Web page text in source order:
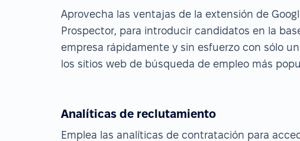
Aprovecha las ventajas de la extensión de
Prospector, para introducir candidatos en la
empresa rápidamente y sin esfuerzo con sólo
los sitios web de búsqueda de empleo más
Analíticas de reclutamiento
Emplea las analíticas de contratación para